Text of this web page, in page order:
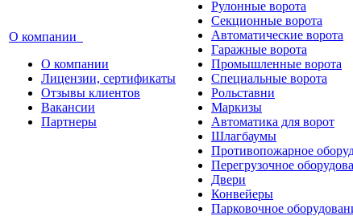
О компании
О компании
Лицензии, сертификаты
Отзывы клиентов
Вакансии
Партнеры
Рулонные ворота
Секционные ворота
Автоматические ворота
Гаражные ворота
Промышленные ворота
Специальные ворота
Рольставни
Маркизы
Автоматика для ворот
Шлагбаумы
Противопожарное
Перегрузочное
Двери
Конвейеры
Парковочное